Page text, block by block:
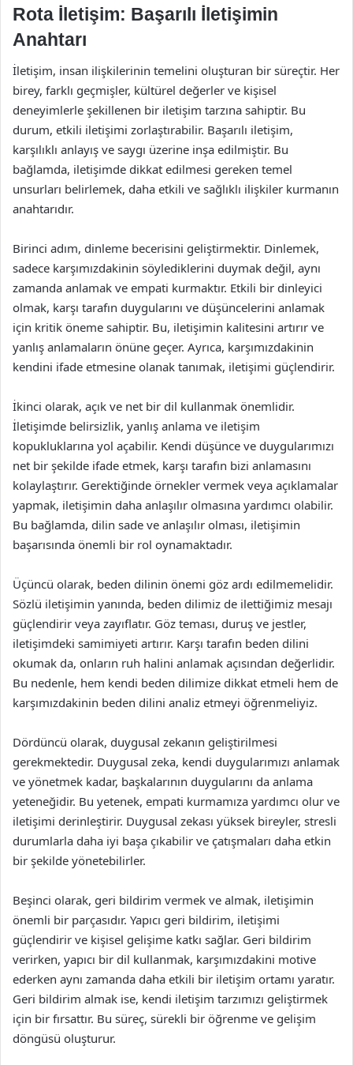
Rota İletişim: Başarılı İletişimin
Anahtarı
İletişim, insan ilişkilerinin temelini oluşturan bir süreçtir. Her
birey, farklı geçmişler, kültürel değerler ve kişisel
deneyimlerle şekillenen bir iletişim tarzına sahiptir. Bu
durum, etkili iletişimi zorlaştırabilir. Başarılı iletişim,
karşılıklı anlayış ve saygı üzerine inşa edilmiştir. Bu
bağlamda, iletişimde dikkat edilmesi gereken temel
unsurları belirlemek, daha etkili ve sağlıklı ilişkiler kurmanın
anahtarıdır.
Birinci adım, dinleme becerisini geliştirmektir. Dinlemek,
sadece karşımızdakinin söylediklerini duymak değil, aynı
zamanda anlamak ve empati kurmaktır. Etkili bir dinleyici
olmak, karşı tarafın duygularını ve düşüncelerini anlamak
için kritik öneme sahiptir. Bu, iletişimin kalitesini artırır ve
yanlış anlamaların önüne geçer. Ayrıca, karşımızdakinin
kendini ifade etmesine olanak tanımak, iletişimi güçlendirir.
İkinci olarak, açık ve net bir dil kullanmak önemlidir.
İletişimde belirsizlik, yanlış anlama ve iletişim
kopukluklarına yol açabilir. Kendi düşünce ve duygularımızı
net bir şekilde ifade etmek, karşı tarafın bizi anlamasını
kolaylaştırır. Gerektiğinde örnekler vermek veya açıklamalar
yapmak, iletişimin daha anlaşılır olmasına yardımcı olabilir.
Bu bağlamda, dilin sade ve anlaşılır olması, iletişimin
başarısında önemli bir rol oynamaktadır.
Üçüncü olarak, beden dilinin önemi göz ardı edilmemelidir.
Sözlü iletişimin yanında, beden dilimiz de ilettiğimiz mesajı
güçlendirir veya zayıflatır. Göz teması, duruş ve jestler,
iletişimdeki samimiyeti artırır. Karşı tarafın beden dilini
okumak da, onların ruh halini anlamak açısından değerlidir.
Bu nedenle, hem kendi beden dilimize dikkat etmeli hem de
karşımızdakinin beden dilini analiz etmeyi öğrenmeliyiz.
Dördüncü olarak, duygusal zekanın geliştirilmesi
gerekmektedir. Duygusal zeka, kendi duygularımızı anlamak
ve yönetmek kadar, başkalarının duygularını da anlama
yeteneğidir. Bu yetenek, empati kurmamıza yardımcı olur ve
iletişimi derinleştirir. Duygusal zekası yüksek bireyler, stresli
durumlarla daha iyi başa çıkabilir ve çatışmaları daha etkin
bir şekilde yönetebilirler.
Beşinci olarak, geri bildirim vermek ve almak, iletişimin
önemli bir parçasıdır. Yapıcı geri bildirim, iletişimi
güçlendirir ve kişisel gelişime katkı sağlar. Geri bildirim
verirken, yapıcı bir dil kullanmak, karşımızdakini motive
ederken aynı zamanda daha etkili bir iletişim ortamı yaratır.
Geri bildirim almak ise, kendi iletişim tarzımızı geliştirmek
için bir fırsattır. Bu süreç, sürekli bir öğrenme ve gelişim
döngüsü oluşturur.